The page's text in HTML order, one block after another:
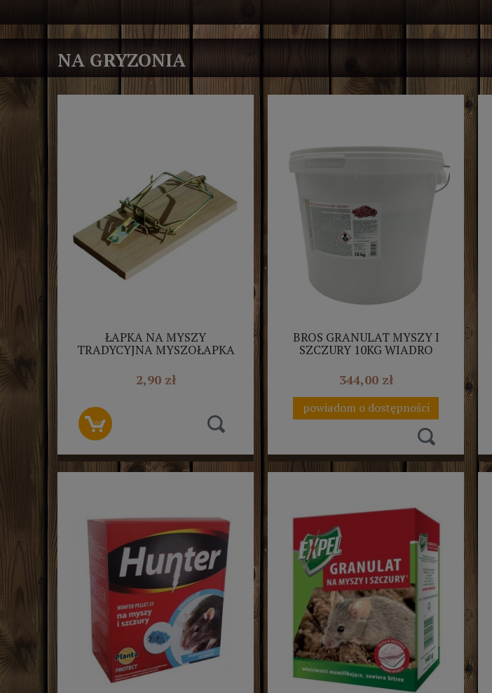
NA GRYZONIA
ŁAPKA NA MYSZY
TRADYCYJNA MYSZOŁAPKA
2,90 zł
BROS GRANULAT MYSZY I
SZCZURY 10KG WIADRO
344,00 zł
powiadom o dostępności